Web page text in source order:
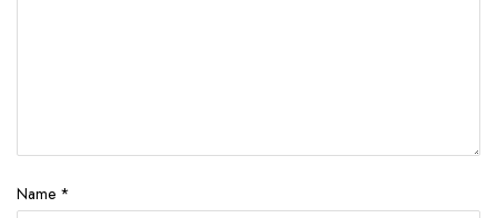
Name *